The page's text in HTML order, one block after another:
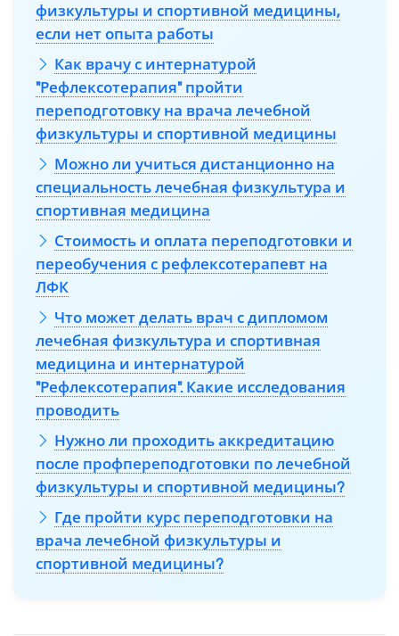
физкультуры и спортивной медицины,
если нет опыта работы
Как врачу с интернатурой
"Рефлексотерапия" пройти
переподготовку на врача лечебной
физкультуры и спортивной медицины
Можно ли учиться дистанционно на
специальность лечебная физкультура и
спортивная медицина
Стоимость и оплата переподготовки и
переобучения с рефлексотерапевт на
ЛФК
Что может делать врач с дипломом
лечебная физкультура и спортивная
медицина и интернатурой
"Рефлексотерапия". Какие исследования
проводить
Нужно ли проходить аккредитацию
после профпереподготовки по лечебной
физкультуры и спортивной медицины?
Где пройти курс переподготовки на
врача лечебной физкультуры и
спортивной медицины?